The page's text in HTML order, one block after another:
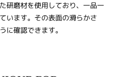
研磨材を使用しており、一品一
います。その表面の滑らかさ
に確認できます。